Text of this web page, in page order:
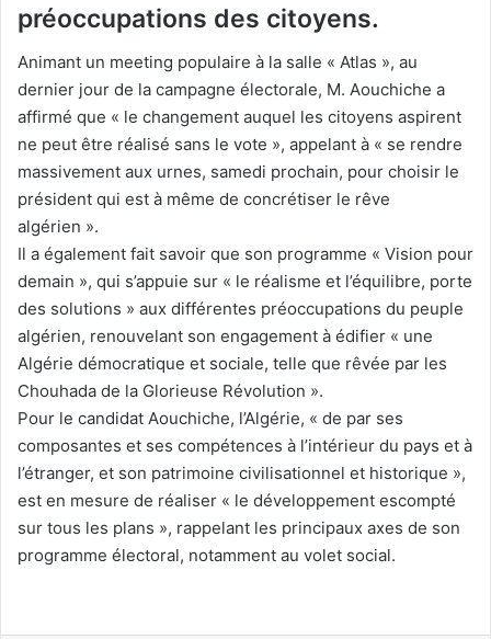
préoccupations des citoyens.
Animant un meeting populaire à la salle « Atlas », au
dernier jour de la campagne électorale, M. Aouchiche a
affirmé que « le changement auquel les citoyens aspirent
ne peut être réalisé sans le vote », appelant à « se rendre
massivement aux urnes, samedi prochain, pour choisir le
président qui est à même de concrétiser le rêve
algérien ».
Il a également fait savoir que son programme « Vision pour
demain », qui s’appuie sur « le réalisme et l’équilibre, porte
des solutions » aux différentes préoccupations du peuple
algérien, renouvelant son engagement à édifier « une
Algérie démocratique et sociale, telle que rêvée par les
Chouhada de la Glorieuse Révolution ».
Pour le candidat Aouchiche, l’Algérie, « de par ses
composantes et ses compétences à l’intérieur du pays et à
l’étranger, et son patrimoine civilisationnel et historique »,
est en mesure de réaliser « le développement escompté
sur tous les plans », rappelant les principaux axes de son
programme électoral, notamment au volet social.